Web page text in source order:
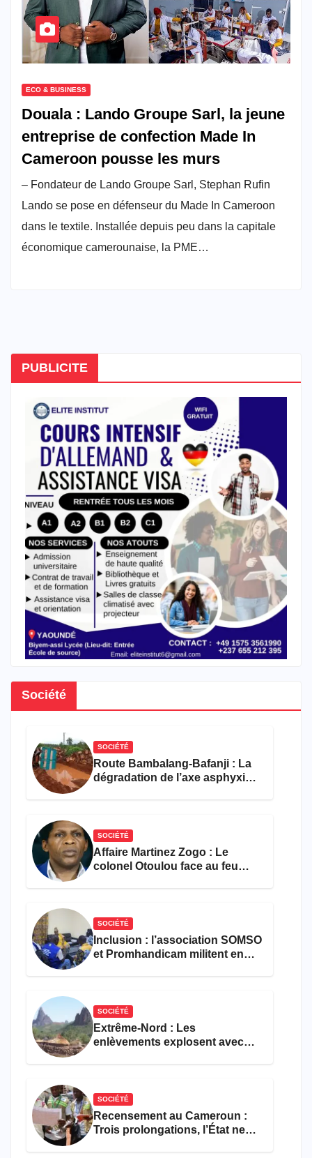
ECO & BUSINESS
Douala : Lando Groupe Sarl, la jeune
entreprise de confection Made In
Cameroon pousse les murs
– Fondateur de Lando Groupe Sarl, Stephan Rufin
Lando se pose en défenseur du Made In Cameroon
dans le textile. Installée depuis peu dans la capitale
économique camerounaise, la PME…
PUBLICITE
Société
SOCIÉTÉ
Route Bambalang-Bafanji : La
dégradation de l’axe asphyxie
SOCIÉTÉ
Affaire Martinez Zogo : Le
colonel Otoulou face au feu
SOCIÉTÉ
Inclusion : l’association SOMSO
et Promhandicam militent en
SOCIÉTÉ
Extrême-Nord : Les
enlèvements explosent avec
SOCIÉTÉ
Recensement au Cameroun :
Trois prolongations, l’État ne